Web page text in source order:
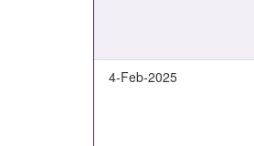
4-Feb-2025